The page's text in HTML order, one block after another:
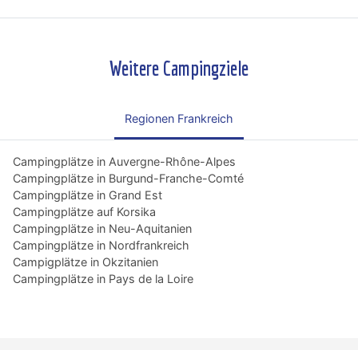
Weitere Campingziele
Regionen Frankreich
Campingplätze in Auvergne-Rhône-Alpes
Campingplätze in Burgund-Franche-Comté
Campingplätze in Grand Est
Campingplätze auf Korsika
Campingplätze in Neu-Aquitanien
Campingplätze in Nordfrankreich
Campigplätze in Okzitanien
Campingplätze in Pays de la Loire